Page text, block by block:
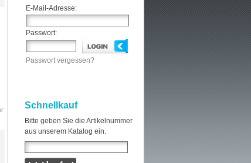
E-Mail-Adresse:
Passwort:
Passwort vergessen?
Schnellkauf
Bitte geben Sie die Artikelnummer
aus unserem Katalog ein.